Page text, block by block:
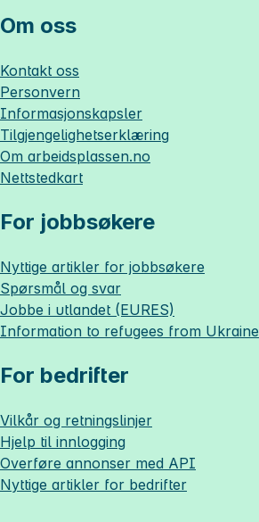
Om oss
Kontakt oss
Personvern
Informasjonskapsler
Tilgjengelighetserklæring
Om arbeidsplassen.no
Nettstedkart
For jobbsøkere
Nyttige artikler for jobbsøkere
Spørsmål og svar
Jobbe i utlandet (EURES)
Information to refugees from Ukraine
For bedrifter
Vilkår og retningslinjer
Hjelp til innlogging
Overføre annonser med API
Nyttige artikler for bedrifter